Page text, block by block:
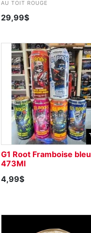
AU TOIT ROUGE
29,99$
G1 Root Framboise bleu
473Ml
4,99$